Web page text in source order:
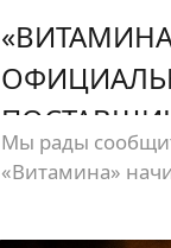
«УРАРТУ».
Мы рады
«Витамина»